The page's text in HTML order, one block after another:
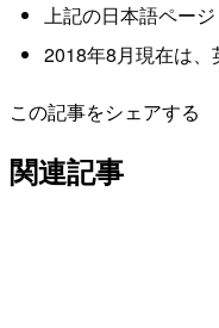
上記の日本語ページ
2018年8月現在は、
この記事をシェアする
関連記事